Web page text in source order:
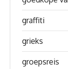
graffiti
grieks
groepsreis